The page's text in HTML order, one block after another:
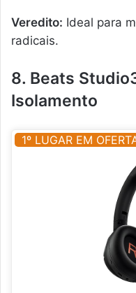
Veredito: Ideal para
radicais.
8. Beats
Isolamento
1º LUGAR EM